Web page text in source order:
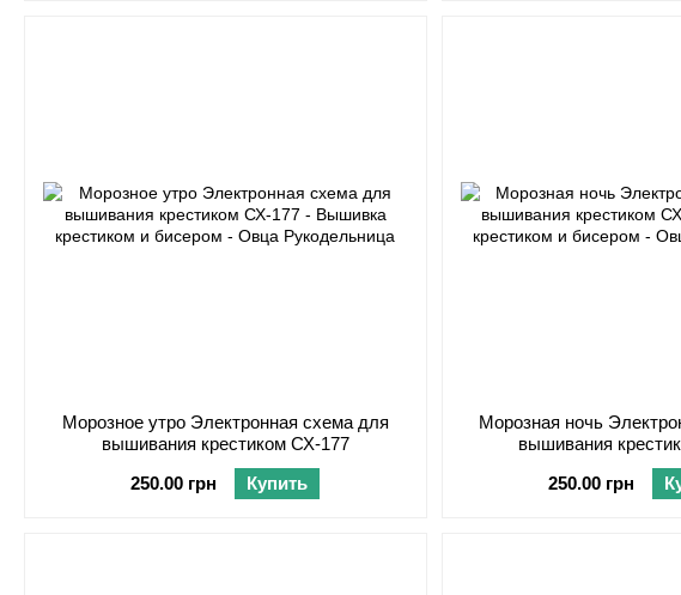
Морозное утро Электронная схема для
вышивания крестиком СХ-177
250.00 грн
Купить
Морозная ночь
вышивания
250.00 грн